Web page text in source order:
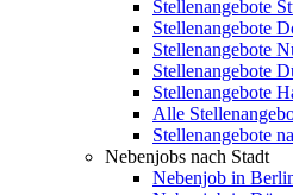
Stellenangebote
Stellenangebote
Stellenangebote
Stellenangebote
Stellenangebote
Alle
Stellenangebote
Nebenjobs nach Stadt
Nebenjob in